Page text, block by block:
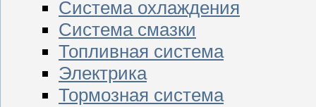
Система охлаждения
Система смазки
Топливная система
Электрика
Тормозная система